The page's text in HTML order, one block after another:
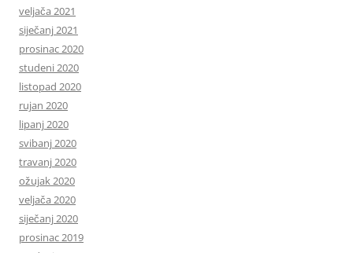
veljača 2021
siječanj 2021
prosinac 2020
studeni 2020
listopad 2020
rujan 2020
lipanj 2020
svibanj 2020
travanj 2020
ožujak 2020
veljača 2020
siječanj 2020
prosinac 2019